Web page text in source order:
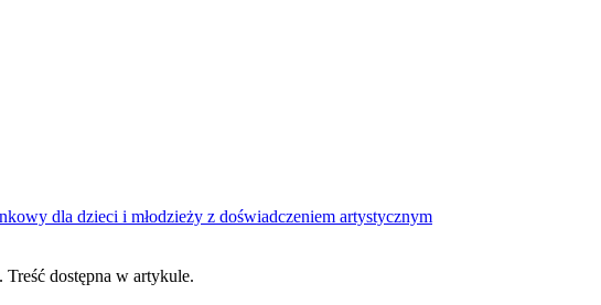
dla dzieci i młodzieży z doświadczeniem artystycznym